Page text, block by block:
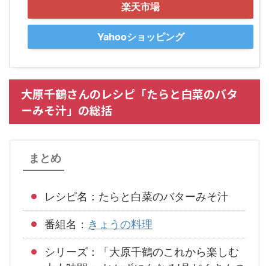
楽天市場
Yahooショッピング
大原千鶴さんのレシピ「たらと白菜のバタ
ーみそ汁」の総括
まとめ
レシピ名：たらと白菜のバターみそ汁
番組名： きょうの料理
シリーズ：「大原千鶴のこれから楽しむ